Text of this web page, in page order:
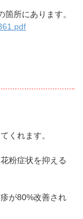
所にあります。
くれます。
粉症状を抑える
が80%改善され